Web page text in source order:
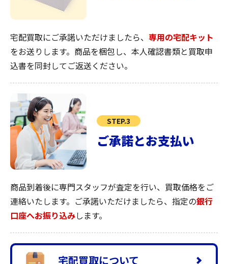
宅配買取にご承諾いただけましたら、 専用の宅配キット
をお送りします。商品を梱包し、本人確認書類と買取申
込書を同封してご返送ください。
STEP.3
ご承諾とお支払い
商品到着後に専門スタッフが査定を行い、買取価格をご
連絡いたします。ご承諾いただけましたら、指定の銀行
口座へお振り込みします。
宅配買取について